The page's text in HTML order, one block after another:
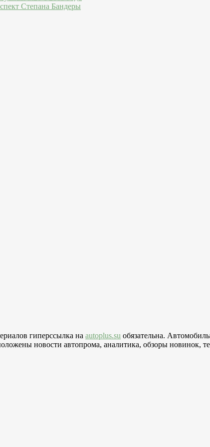
Степана Бандеры
гиперссылка на autoplus.su обязательна.
новости автопрома, аналитика, обзоры новинок,